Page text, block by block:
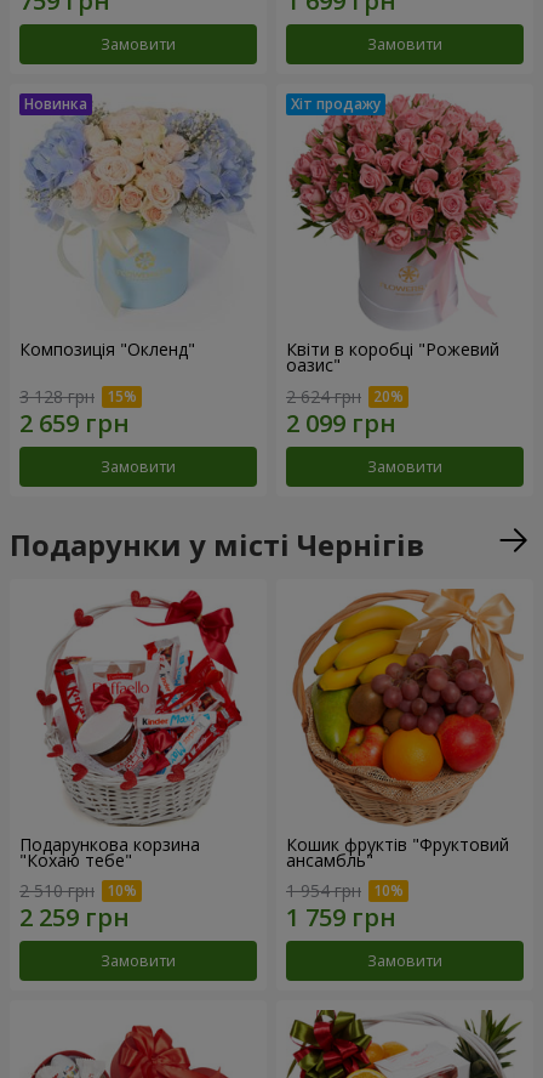
Замовити Замовити
Композиція "Окленд"
3 128 грн
Замовити
Квіти в коробці "Рожевий
оазис"
2 624 грн
Замовити
Подарунки у місті Чернігів
Подарункова корзина
"Кохаю тебе"
2 510 грн
Замовити
Кошик фруктів "Фруктовий
ансамбль"
1 954 грн
Замовити